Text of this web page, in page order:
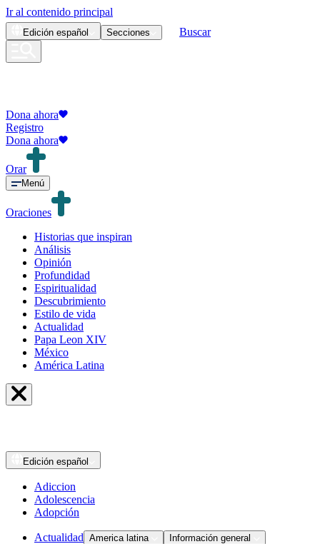
Ir al contenido principal
Edición español Secciones Buscar
Dona ahora
Registro
Dona ahora
Orar
Menú
Oraciones
Historias que inspiran
Análisis
Opinión
Profundidad
Espiritualidad
Descubrimiento
Estilo de vida
Actualidad
Papa Leon XIV
México
América Latina
Edición español
Adiccion
Adolescencia
Adopción
Actualidad America latina
Información general